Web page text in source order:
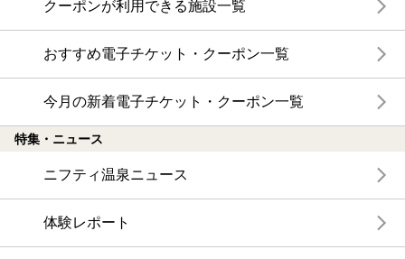
クーポンが利用できる施設一覧
おすすめ電子チケット・クーポン一覧
今月の新着電子チケット・クーポン一覧
特集・ニュース
ニフティ温泉ニュース
体験レポート